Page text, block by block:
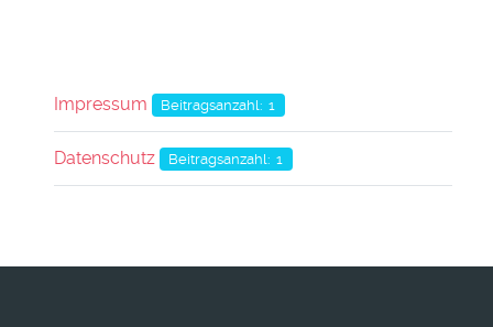
Impressum Beitragsanzahl: 1
Datenschutz Beitragsanzahl: 1